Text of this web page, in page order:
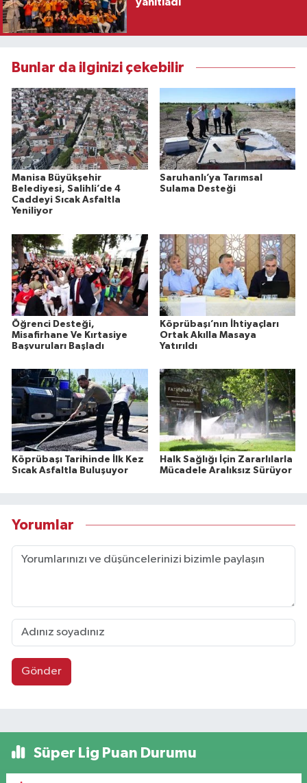
yanıtladı
Bunlar da ilginizi çekebilir
Manisa Büyükşehir
Belediyesi, Salihli’de 4
Caddeyi Sıcak Asfaltla
Yeniliyor
Saruhanlı’ya Tarımsal
Sulama Desteği
Öğrenci Desteği,
Misafirhane Ve Kırtasiye
Başvuruları Başladı
Köprübaşı’nın İhtiyaçları
Ortak Akılla Masaya
Yatırıldı
Köprübaşı Tarihinde İlk Kez
Sıcak Asfaltla Buluşuyor
Halk Sağlığı İçin Zararlılarla
Mücadele Aralıksız Sürüyor
Yorumlar
Gönder
Süper Lig Puan Durumu